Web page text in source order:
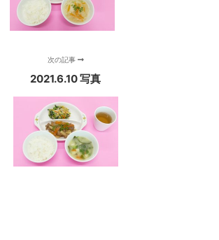
次の記事
2021.6.10 写真